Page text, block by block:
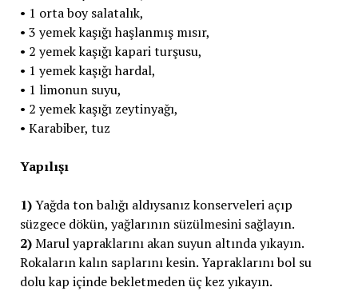
• 1 orta boy salatalık,
• 3 yemek kaşığı haşlanmış mısır,
• 2 yemek kaşığı kapari turşusu,
• 1 yemek kaşığı hardal,
• 1 limonun suyu,
• 2 yemek kaşığı zeytinyağı,
• Karabiber, tuz
Yapılışı
1)Yağda ton balığı aldıysanız konserveleri açıp
süzgece dökün, yağlarının süzülmesini sağlayın.
2)Marul yapraklarını akan suyun altında yıkayın.
Rokaların kalın saplarını kesin. Yapraklarını bol su
dolu kap içinde bekletmeden üç kez yıkayın.